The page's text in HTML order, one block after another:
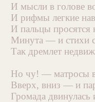
И мысли в голове
И рифмы легкие
И пальцы просятся
Минута — и стихи
Так дремлет
Но чу! — матросы
Вверх, вниз — и
Громада двинулась